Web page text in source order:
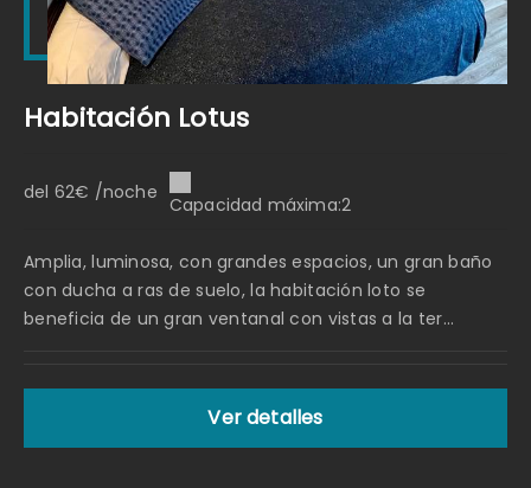
Habitación Lotus
del 62€ /noche
Capacidad máxima:2
Amplia, luminosa, con grandes espacios, un gran baño
con ducha a ras de suelo, la habitación loto se
beneficia de un gran ventanal con vistas a la ter...
Ver detalles